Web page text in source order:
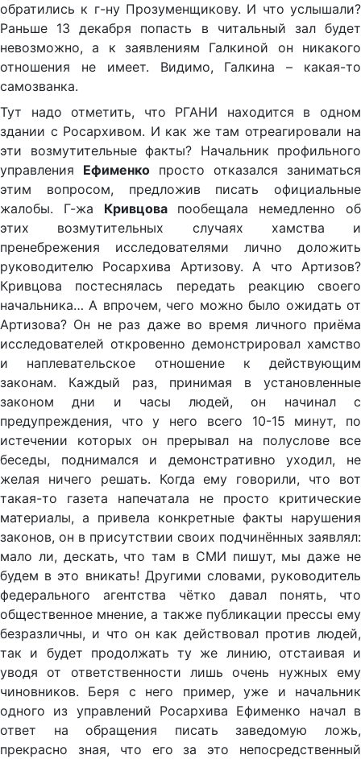
обратились к г-ну Прозуменщикову. И что услышали?
Раньше 13 декабря попасть в читальный зал будет
невозможно, а к заявлениям Галкиной он никакого
отношения не имеет. Видимо, Галкина – какая-то
самозванка.
Тут надо отметить, что РГАНИ находится в одном
здании с Росархивом. И как же там отреагировали на
эти возмутительные факты? Начальник профильного
управления Ефименко просто отказался заниматься
этим вопросом, предложив писать официальные
жалобы. Г-жа Кривцовапообещала немедленно об
этих возмутительных случаях хамства и
пренебрежения исследователями лично доложить
руководителю Росархива Артизову. А что Артизов?
Кривцова постеснялась передать реакцию своего
начальника… А впрочем, чего можно было ожидать от
Артизова? Он не раз даже во время личного приёма
исследователей откровенно демонстрировал хамство
и наплевательское отношение к действующим
законам. Каждый раз, принимая в установленные
законом дни и часы людей, он начинал с
предупреждения, что у него всего 10-15 минут, по
истечении которых он прерывал на полуслове все
беседы, поднимался и демонстративно уходил, не
желая ничего решать. Когда ему говорили, что вот
такая-то газета напечатала не просто критические
материалы, а привела конкретные факты нарушения
законов, он в присутствии своих подчинённых заявлял:
мало ли, дескать, что там в СМИ пишут, мы даже не
будем в это вникать! Другими словами, руководитель
федерального агентства чётко давал понять, что
общественное мнение, а также публикации прессы ему
безразличны, и что он как действовал против людей,
так и будет продолжать ту же линию, отстаивая и
уводя от ответственности лишь очень нужных ему
чиновников. Беря с него пример, уже и начальник
одного из управлений Росархива Ефименко начал в
ответ на обращения писать заведомую ложь,
прекрасно зная, что его за это непосредственный